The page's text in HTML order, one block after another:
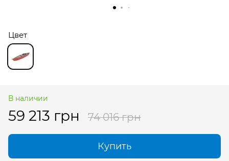
Цвет
В наличии
59 213 грн 74 016 грн
Купить